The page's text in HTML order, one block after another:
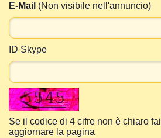
E-Mail (Non visibile nell'annuncio)
ID Skype
Se il codice di 4 cifre non è chiaro fai
aggiornare la pagina